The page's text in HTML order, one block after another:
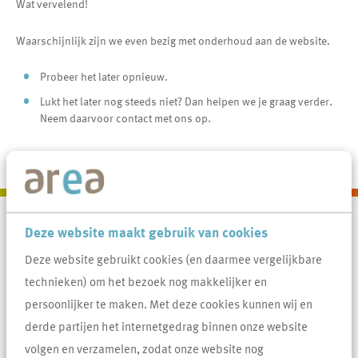
Deze website maakt gebruik van cookies
Deze website gebruikt cookies (en daarmee vergelijkbare
technieken) om het bezoek nog makkelijker en
persoonlijker te maken. Met deze cookies kunnen wij en
derde partijen het internetgedrag binnen onze website
volgen en verzamelen, zodat onze website nog
Wat vervelend!
Waarschijnlijk zijn we even bezig met onderhoud aan de website.
Probeer het later opnieuw.
Lukt het later nog steeds niet? Dan helpen we je graag verder.
Neem daarvoor contact met ons op.
Contactinformatie
Area
0413 388 044
info@areawonen.nl